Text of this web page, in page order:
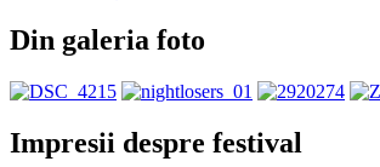
Din galeria foto
Impresii despre festival